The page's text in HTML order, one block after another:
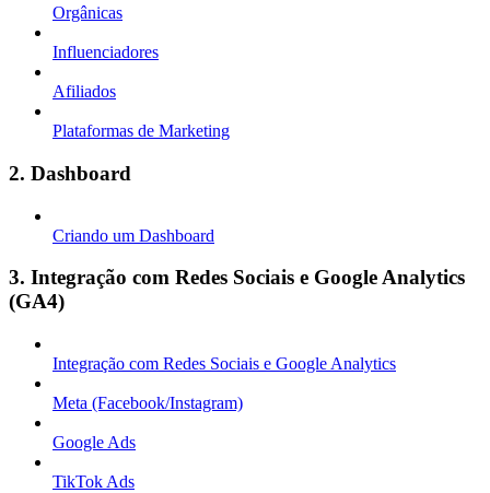
Orgânicas
Influenciadores
Afiliados
Plataformas de Marketing
2. Dashboard
Criando um Dashboard
3. Integração com Redes Sociais e Google Analytics
(GA4)
Integração com Redes Sociais e Google Analytics
Meta (Facebook/Instagram)
Google Ads
TikTok Ads